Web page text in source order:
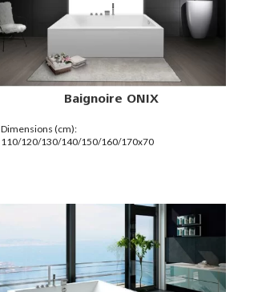
Baignoire ONIX
Dimensions (cm):
110/120/130/140/150/160/170x70